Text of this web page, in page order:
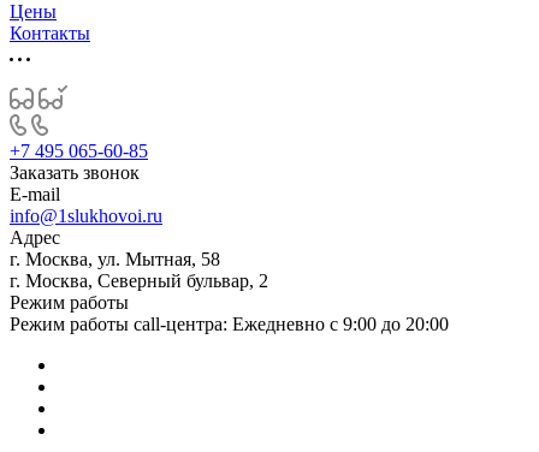
Цены
Контакты
+7 495 065-60-85
Заказать звонок
E-mail
info@1slukhovoi.ru
Адрес
г. Москва, ул. Мытная, 58
г. Москва, Северный бульвар, 2
Режим работы
Режим работы call-центра: Ежедневно с 9:00 до 20:00